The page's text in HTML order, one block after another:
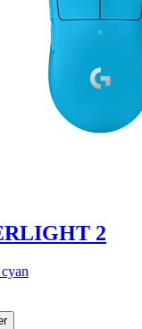
2